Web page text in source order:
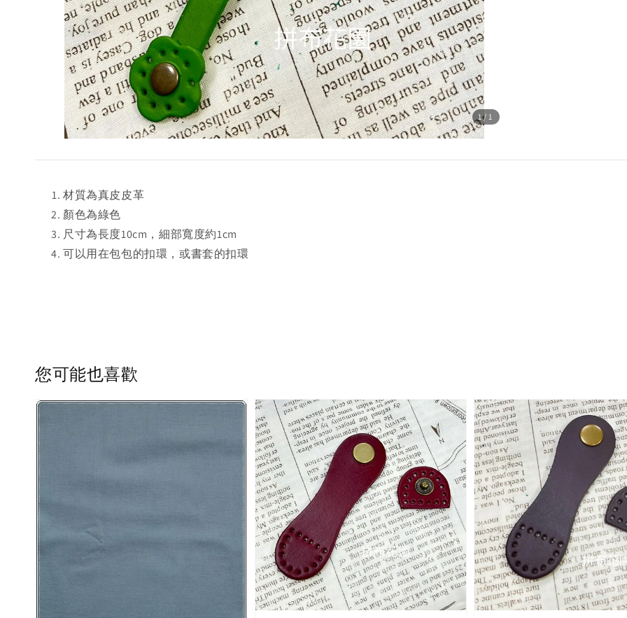
1/1
材質為真皮皮革
顏色為綠色
尺寸為長度10cm，細部寬度約1cm
可以用在包包的扣環，或書套的扣環
您可能也喜歡